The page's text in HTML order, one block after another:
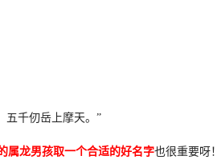
五千仞岳上摩天。”
属龙男孩取一个合适的好名字也很重要呀！